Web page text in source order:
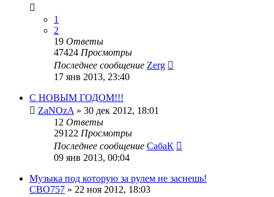
1
2
19 Ответы
47424 Просмотры
Последнее сообщение Zerg
17 янв 2013, 23:40
С НОВЫМ ГОДОМ!!!
ZaNOzA » 30 дек 2012, 18:01
12 Ответы
29122 Просмотры
Последнее сообщение СабаК
09 янв 2013, 00:04
Музыка под которую за рулем не заснешь!
CBO757 » 22 ноя 2012, 18:03